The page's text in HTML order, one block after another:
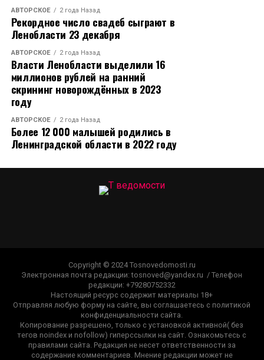
АВТОРСКОЕ 2 года Назад
Рекордное число свадеб сыграют в
Ленобласти 23 декабря
АВТОРСКОЕ 2 года Назад
Власти Ленобласти выделили 16
миллионов рублей на ранний
скрининг новорождённых в 2023
году
АВТОРСКОЕ 2 года Назад
Более 12 000 малышей родились в
Ленинградской области в 2022 году
Copyright © 2024 Tosnovedomosti.ru
Электронная почта редакции: tosnoved@yandex.ru / Телефон
редакции: +79280752332
Настоящий ресурс содержит материалы 18+
Отправляя любую форму на сайте, вы соглашаетесь с политикой
конфиденциальности сайта.
Копирование разрешено, только с установкой активной( без
тегов noindex и nofollow) гиперссылки на сайт. Ознакомьтесь с
правилами сайта. Редакция не несет ответственности за
содержание комментариев. Мнение редакции может не